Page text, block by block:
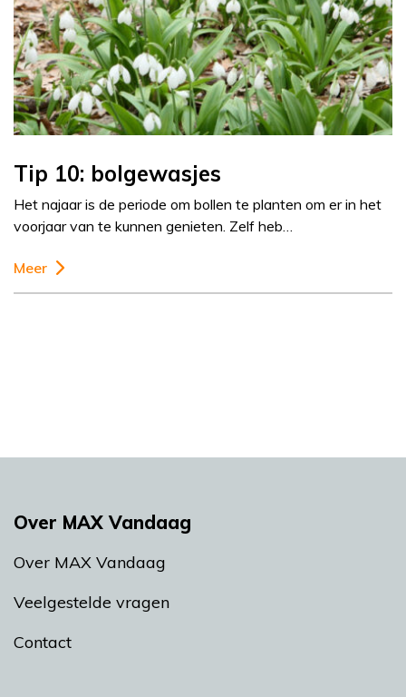
Tip 10: bolgewasjes
Het najaar is de periode om bollen te planten om er in het
voorjaar van te kunnen genieten. Zelf heb…
Meer
Over MAX Vandaag
Over MAX Vandaag
Veelgestelde vragen
Contact